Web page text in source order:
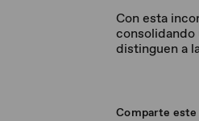
Con esta
consolidando
distinguen a
Comparte